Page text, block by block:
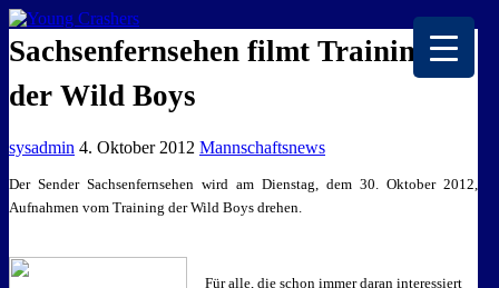
EISKALTE LEIDENSCHAFT
Sachsenfernsehen filmt Training
der Wild Boys
sysadmin 4. Oktober 2012 Mannschaftsnews
Der Sender Sachsenfernsehen wird am Dienstag, dem 30. Oktober 2012,
Aufnahmen vom Training der Wild Boys drehen.
Für alle, die schon immer daran interessiert